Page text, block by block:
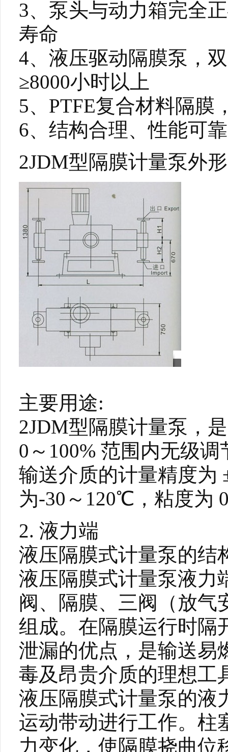
3、泵头与动力箱完全
寿命
4、液压驱动隔膜泵，
≥8000小时以上
5、PTFE复合材料隔
6、结构合理、性能可
2JDM型隔膜计量泵外
主要用途:
2JDM型隔膜计量泵，
0～100% 范围内无级
输送介质的计量精度为
为-30～120℃，粘度为
2. 液力端
液压隔膜式计量泵的结
液压隔膜式计量泵液力
阀、隔膜、三阀（放气
组成。在隔膜运行时隔
泄漏的优点，是输送易
毒及昂贵介质的理想工
液压隔膜式计量泵的液
运动带动进行工作。柱
力变化，使隔膜挠曲位